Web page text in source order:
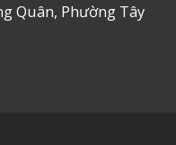
Quân, Phường Tây